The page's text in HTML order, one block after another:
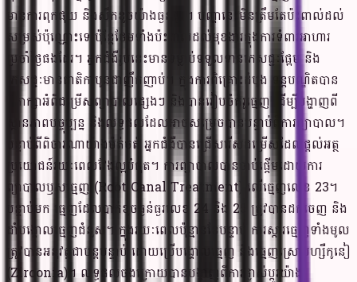
មានការពុកផុយ និងសឹកខូចយ៉ាងធ្ងន់ធ្ងរ។ បញ្ហានេះមិនត្រឹមតែប៉ះពាល់ដល់
សម្រស់ប៉ុណ្ណោះទេ ប៉ុន្តែថែមទាំងប៉ះពាល់ដល់មុខងារក្នុងការទំពារអាហារ
ប្រចាំថ្ងៃផងដែរ។ អ្នកជំងឺរូបនេះមានទម្លាប់ទទួលទានភេសជ្ជៈផ្អែម និង
ភេសជ្ជៈមានជាតិកាបូនជាញឹកញាប់។ ក្នុងការពិគ្រោះដំបូង ទន្តបណ្ឌិតបាន
ពិភាក្សាអំពីជម្រើសព្យាបាលផ្សេងៗ និងបានរៀបចំគំរូធ្មេញ ដើម្បីបង្ហាញពី
ស្ថានភាពបច្ចុប្បន្ន និងលទ្ធផលដែលអាចសម្រេចបានបន្ទាប់ពីការព្យាបាល។
បន្ទាប់ពីពិចារណាយ៉ាងម៉ត់ចត់ អ្នកជំងឺបានជ្រើសរើសជម្រើសដែលផ្តល់អត្ថ
ប្រយោជន៍រយៈពេលវែងល្អបំផុត។ ការព្យាបាលបានចាប់ផ្តើមដោយការ
ព្យាបាលឫសធ្មេញ (Root Canal Treatment) លើធ្មេញលេខ 23។
បន្ទាប់មក ធ្មេញដែលបាក់ខូចធ្ងន់ធ្ងរលេខ 24 និង 25 ត្រូវបានដកចេញ និង
ដាំបង្គោលធ្មេញជំនួស។ ក្នុងរយៈពេលប៉ុន្មានខែបន្ទាប់ ការស្តារធ្មេញទាំងមូល
ត្រូវបានអនុវត្តជាបន្តបន្ទាប់ ដោយប្រើបង្គោលធ្មេញ និងធ្មេញស្រោបហ្សឺកូនៀ
(Zirconia)។ លទ្ធផលចុងក្រោយបានបង្ហាញពីការផ្លាស់ប្តូរយ៉ាង